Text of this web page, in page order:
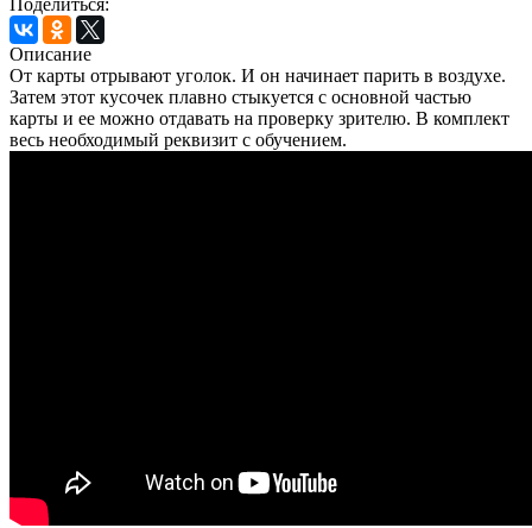
Описание
От карты отрывают уголок. И он начинает парить в воздухе.
Затем этот кусочек плавно стыкуется с основной частью
карты и ее можно отдавать на проверку зрителю. В комплект
весь необходимый реквизит с обучением.